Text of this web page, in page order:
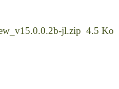
jl.zip 4.5 Ko